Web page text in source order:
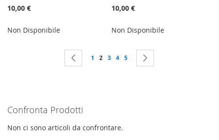
10,00 €
Non Disponibile
10,00 €
Non Disponibile
Pagina Pagina
Precedente
Pagina
1 Attualmente stai leggendo la pagina
2 Pagina
3 Pagina
4 Pagina
5
Confronta Prodotti
Non ci sono articoli da confrontare.